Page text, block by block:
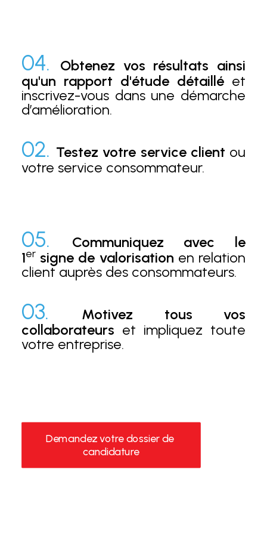
04.
Obtenez vos résultats ainsi
qu'un rapport d'étude détaillé et
inscrivez-vous dans une démarche
d’amélioration.
02. Testez votre service client ou
votre service consommateur.
05.
Communiquez avec le
1er signe de valorisation en relation
client auprès des consommateurs.
03.
Motivez tous vos
collaborateurs et impliquez toute
votre entreprise.
Demandez votre dossier de
candidature